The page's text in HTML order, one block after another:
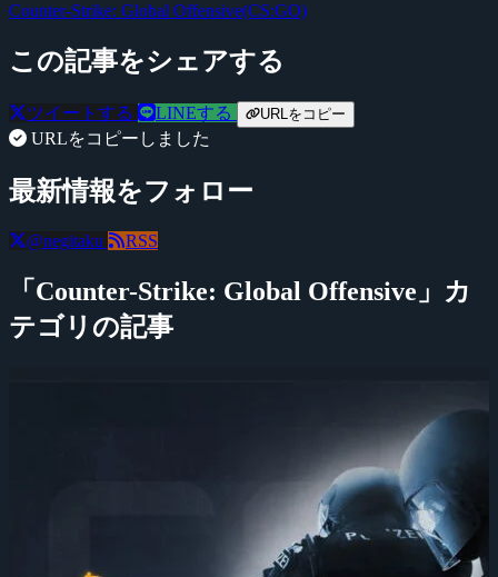
Counter-Strike: Global Offensive(CS:GO)
この記事をシェアする
ツイートする LINEする URLをコピー
URLをコピーしました
最新情報をフォロー
@negitaku RSS
「Counter-Strike: Global Offensive」カ
テゴリの記事